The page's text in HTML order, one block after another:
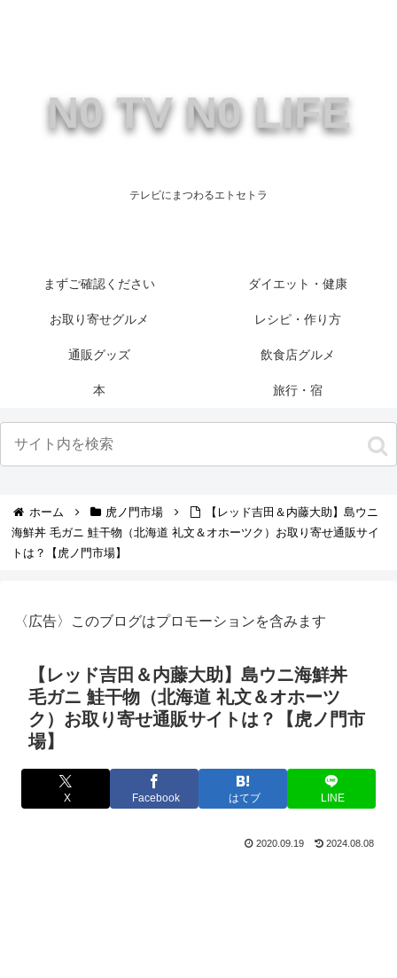
N0 TV N0 LIFE
テレビにまつわるエトセトラ
まずご確認ください ダイエット・健康
お取り寄せグルメ レシピ・作り方
通販グッズ 飲食店グルメ
本 旅行・宿
ホーム 虎ノ門市場
【レッド吉田＆内藤大助】島ウニ
海鮮丼 毛ガニ 鮭干物（北海道 礼文＆オホーツク）お取り寄せ通販サイ
トは？【虎ノ門市場】
〈広告〉このブログはプロモーションを含みます
【レッド吉田＆内藤大助】島ウニ海鮮丼
毛ガニ 鮭干物（北海道 礼文＆オホーツ
ク）お取り寄せ通販サイトは？【虎ノ門市
場】
X Facebook はてブ LINE
2020.09.19 2024.08.08